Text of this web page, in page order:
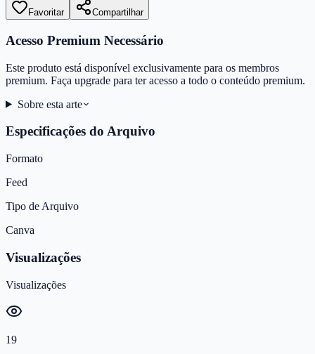
Favoritar Compartilhar
Acesso Premium Necessário
Este produto está disponível exclusivamente para os membros
premium. Faça upgrade para ter acesso a todo o conteúdo premium.
Sobre esta arte
Especificações do Arquivo
Formato
Feed
Tipo de Arquivo
Canva
Visualizações
Visualizações
19